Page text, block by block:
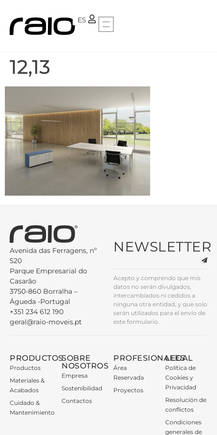
ES
PT
12,13
Avenida das Ferragens, nº
520
Parque Empresarial do
Casarão
3750-860 Borralha –
Águeda -Portugal
+351 234 612 190
geral@raio-moveis.pt
NEWSLETTER
Acepto y comprendo que mis
datos no serán divulgados,
intercambiados ni cedidos a
ninguna otra entidad, y que solo
serán utilizados para el envío de
este formulario.
PRODUCTOS
Productos
Materiales &
Acabados
Cuidado &
Mantenimiento
SOBRE
NOSOTROS
Empresa
Sostenibilidad
Contactos
PROFESIONALES
Área
Reservada
Proyectos
LEGAL
Política de
Cookies y
Privacidad
Resolución de
conflictos
Condiciones
generales de